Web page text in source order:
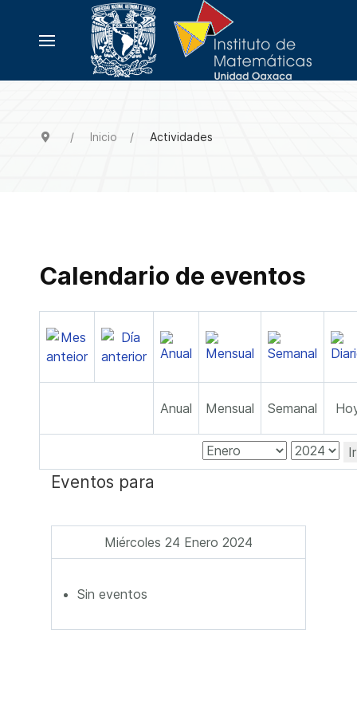
Inicio Actividades
Calendario de eventos
Anual Mensual Semanal
Eventos para
Miércoles 24 Enero 2024
Sin eventos